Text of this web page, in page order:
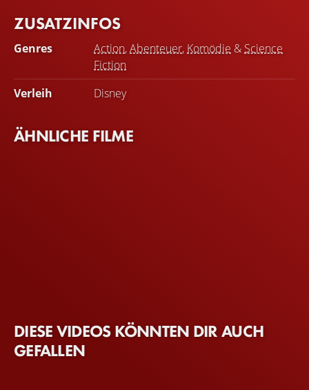
ZUSATZINFOS
Genres Action,Abenteuer, Komödie & Science
Fiction
Verleih
Disney
ÄHNLICHE FILME
DIESE VIDEOS KÖNNTEN DIR AUCH
GEFALLEN